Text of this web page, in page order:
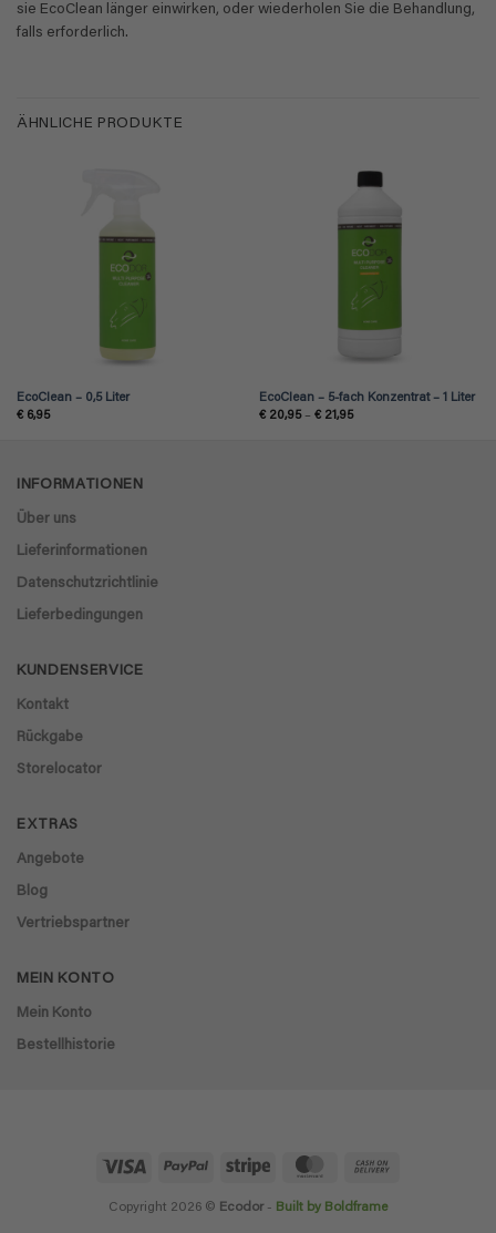
sie EcoClean länger einwirken, oder wiederholen Sie die Behandlung,
falls erforderlich.
ÄHNLICHE PRODUKTE
EcoClean – 0,5 Liter
€6,95
EcoClean – 5-fach Konzentrat – 1 Liter
€20,95 – €21,95Preisspanne:
INFORMATIONEN
Über uns
Lieferinformationen
Datenschutzrichtlinie
Lieferbedingungen
KUNDENSERVICE
Kontakt
Rückgabe
Storelocator
EXTRAS
Angebote
Blog
Vertriebspartner
MEIN KONTO
Mein Konto
Bestellhistorie
Visa PayPal Stripe MasterCard
Copyright 2026 © Ecodor- Built by Boldframe